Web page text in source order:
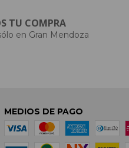
TU COMPRA
en Gran Mendoza
MEDIOS DE PAGO